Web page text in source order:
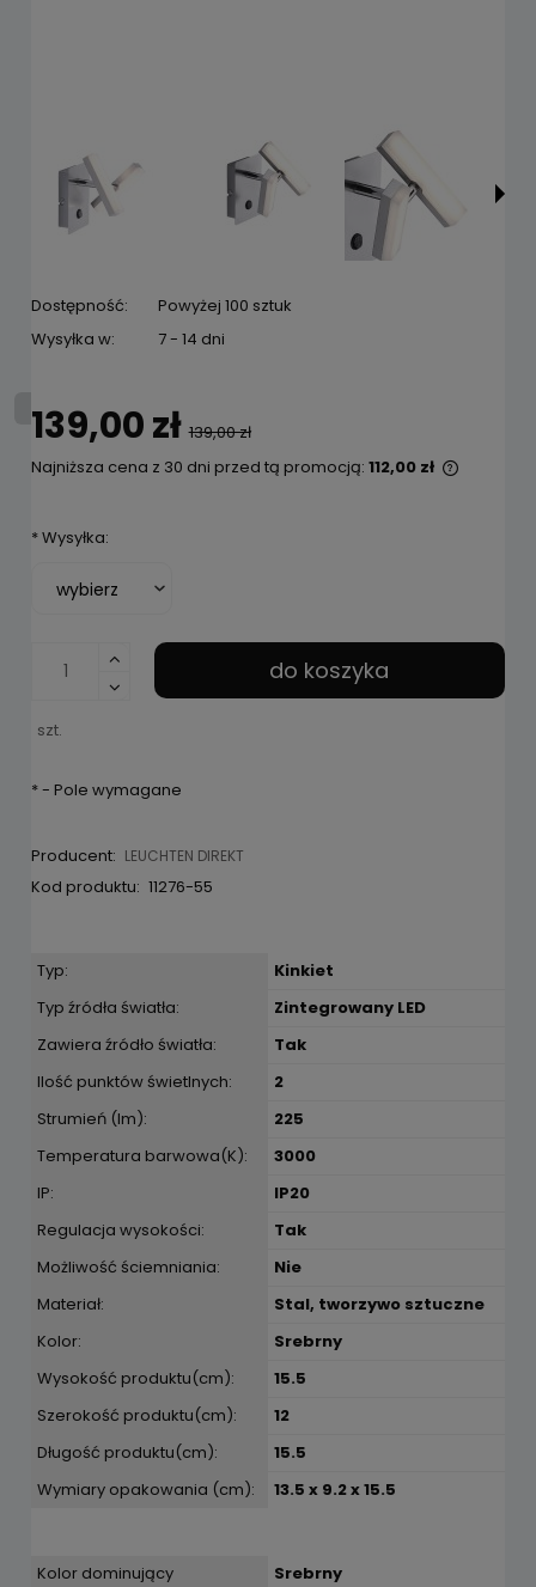
Dostępność:
Powyżej 100 sztuk
Wysyłka w:
7 - 14 dni
139,00 zł 139,00 zł
Najniższa cena z 30 dni przed tą promocją: 112,00 zł
*Wysyłka:
szt.
do koszyka
*- Pole wymagane
Producent: LEUCHTEN DIREKT
Kod produktu: 11276-55
Typ:
Kinkiet
Typ źródła światła:
Zintegrowany LED
Zawiera źródło światła:
Tak
Ilość punktów świetlnych:
2
Strumień (lm):
225
Temperatura barwowa(K):
3000
IP:
IP20
Regulacja wysokości:
Tak
Możliwość ściemniania:
Nie
Materiał:
Stal, tworzywo sztuczne
Kolor:
Srebrny
Wysokość produktu(cm):
15.5
Szerokość produktu(cm):
12
Długość produktu(cm):
15.5
Wymiary opakowania (cm):
13.5 x 9.2 x 15.5
Kolor dominujący
Srebrny